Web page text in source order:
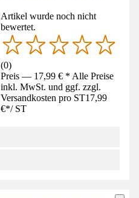
Artikel wurde noch nicht
bewertet.
(0)
Preis — 17,99 € * Alle Preise
inkl. MwSt. und ggf. zzgl.
Versandkosten pro ST17,99
€*/ ST